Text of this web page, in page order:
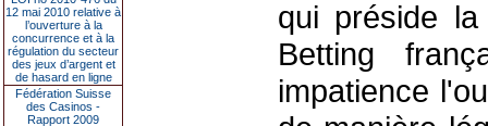
12 mai 2010 relative à
l’ouverture à la
concurrence et à la
régulation du secteur
des jeux d’argent et
de hasard en ligne
Fédération Suisse
des Casinos -
Rapport 2009
qui préside
Betting
impatience